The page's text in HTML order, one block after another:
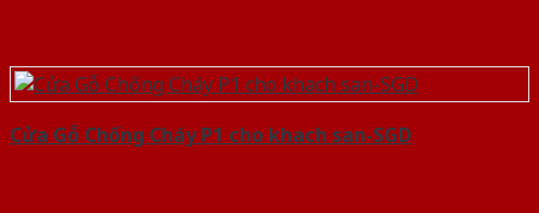
Cửa Gỗ Chống Cháy P1 cho khach san-SGD